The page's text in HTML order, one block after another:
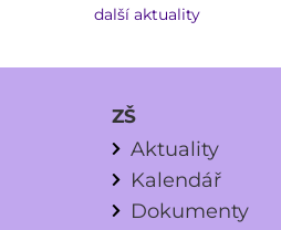
další aktuality
ZŠ
Aktuality
Kalendář
Dokumenty